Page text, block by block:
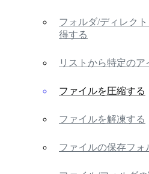
フォルダ/ディレク
得する
リストから特定のア
ファイルを圧縮する
ファイルを解凍する
ファイルの保存フォ